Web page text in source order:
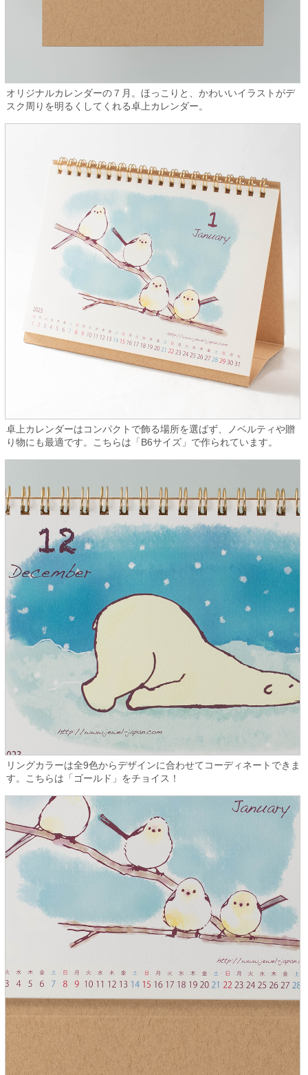
オリジナルカレンダーの７月。ほっこりと、かわいいイラストがデ
スク周りを明るくしてくれる卓上カレンダー。
卓上カレンダーはコンパクトで飾る場所を選ばず、ノベルティや贈
り物にも最適です。こちらは「B6サイズ」で作られています。
リングカラーは全9色からデザインに合わせてコーディネートできま
す。こちらは「ゴールド」をチョイス！